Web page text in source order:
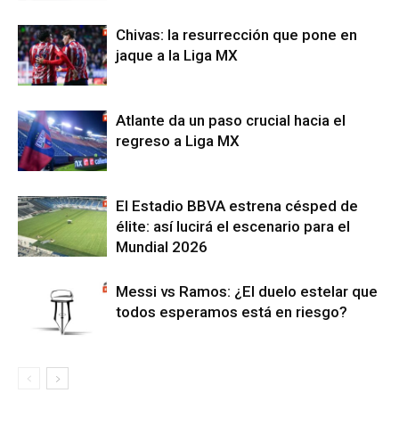
Chivas: la resurrección que pone en
jaque a la Liga MX
Atlante da un paso crucial hacia el
regreso a Liga MX
El Estadio BBVA estrena césped de
élite: así lucirá el escenario para el
Mundial 2026
Messi vs Ramos: ¿El duelo estelar que
todos esperamos está en riesgo?